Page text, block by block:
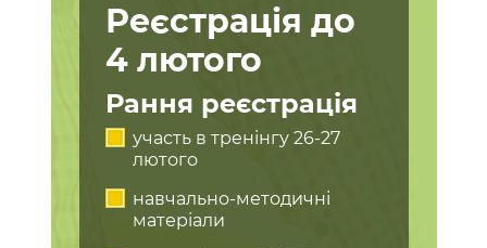
Реєстрація до
4 лютого
Рання реєстрація
участь в тренінгу 26-27
лютого
навчально-методичні
матеріали